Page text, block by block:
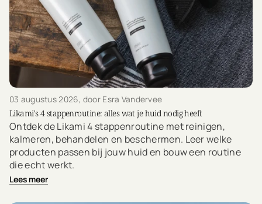
03 augustus 2026, door Esra Vandervee
Likami's 4 stappenroutine: alles wat je huid nodig heeft
Ontdek de Likami 4 stappenroutine met reinigen,
kalmeren, behandelen en beschermen. Leer welke
producten passen bij jouw huid en bouw een routine
die echt werkt.
Lees meer